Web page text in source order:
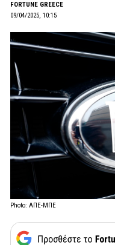
FORTUNE GREECE
09/04/2025, 10:15
Photo: ΑΠΕ-ΜΠΕ